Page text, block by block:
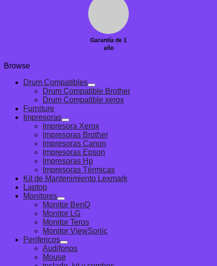
Garantía de 1
año
Browse
Drum Compatibles
Drum Compatible Brother
Drum Compatible xerox
Furniture
Impresoras
Impresora Xerox
Impresoras Brother
Impresoras Canon
Impresoras Epson
Impresoras Hp
Impresoras Térmicas
Kit de Mantenimiento Lexmark
Laptop
Monitores
Monitor BenQ
Monitor LG
Monitor Teros
Monitor ViewSonic
Perifericos
Audifonos
Mouse